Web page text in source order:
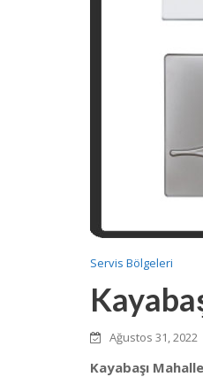
Servis Bölgeleri
Ağustos 31, 2022
Kayabaşı